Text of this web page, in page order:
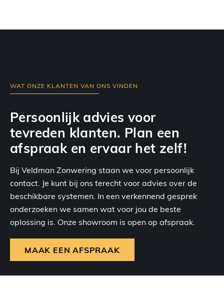
WAT ONZE KLANTEN VAN ONS VINDEN
Persoonlijk advies voor
tevreden klanten. Plan een
afspraak en ervaar het zelf!
Bij Veldman Zonwering staan we voor persoonlijk
contact. Je kunt bij ons terecht voor advies over de
beschikbare systemen. In een verkennend gesprek
onderzoeken we samen wat voor jou de beste
oplossing is. Onze showroom is open op afspraak.
MAAK EEN AFSPRAAK